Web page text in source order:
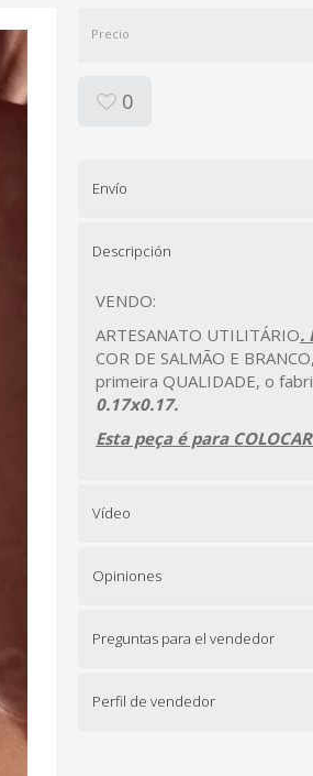
Precio
0
Envío
Descripción
VENDO:
ARTESANATO UTILITÁRIO.
COR DE SALMÃO E
primeira QUALIDADE, o
0.17x0.17.
Esta peça é para
Vídeo
Opiniones
Preguntas para el vendedor
Perfil de vendedor